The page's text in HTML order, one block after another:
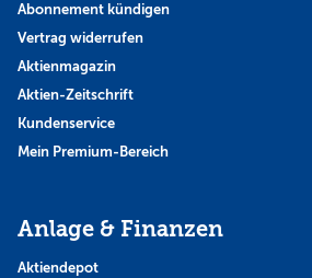
Abonnement kündigen
Vertrag widerrufen
Aktienmagazin
Aktien-Zeitschrift
Kundenservice
Mein Premium-Bereich
Anlage & Finanzen
Aktiendepot